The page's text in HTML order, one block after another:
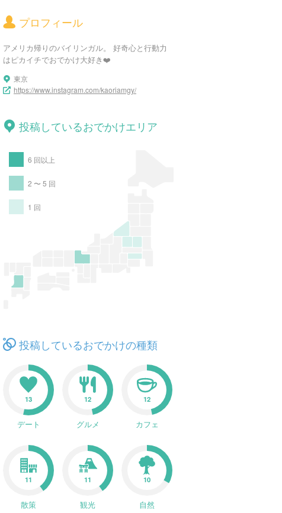
プロフィール
アメリカ帰りのバイリンガル。 好奇心と行動力
はピカイチでおでかけ大好き❤️
東京
https://www.instagram.com/kaoriamgy/
投稿しているおでかけエリア
6 回以上
2 〜 5 回
1 回
投稿しているおでかけの種類
13
デート
12
グルメ
12
カフェ
11
散策
11
観光
10
自然